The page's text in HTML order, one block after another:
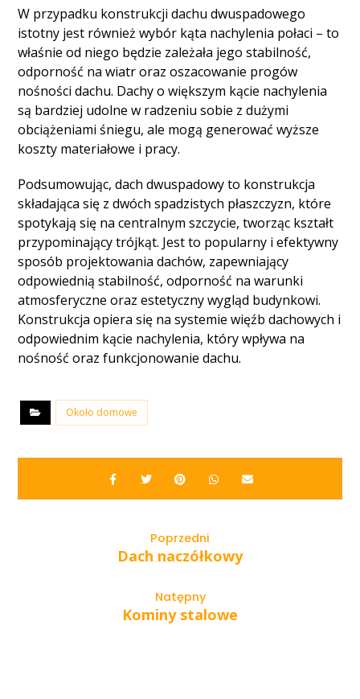
W przypadku konstrukcji dachu dwuspadowego
istotny jest również wybór kąta nachylenia połaci – to
właśnie od niego będzie zależała jego stabilność,
odporność na wiatr oraz oszacowanie progów
nośności dachu. Dachy o większym kącie nachylenia
są bardziej udolne w radzeniu sobie z dużymi
obciążeniami śniegu, ale mogą generować wyższe
koszty materiałowe i pracy.
Podsumowując, dach dwuspadowy to konstrukcja
składająca się z dwóch spadzistych płaszczyzn, które
spotykają się na centralnym szczycie, tworząc kształt
przypominający trójkąt. Jest to popularny i efektywny
sposób projektowania dachów, zapewniający
odpowiednią stabilność, odporność na warunki
atmosferyczne oraz estetyczny wygląd budynkowi.
Konstrukcja opiera się na systemie więźb dachowych i
odpowiednim kącie nachylenia, który wpływa na
nośność oraz funkcjonowanie dachu.
Około domowe
Poprzedni
Dach naczółkowy
Natępny
Kominy stalowe